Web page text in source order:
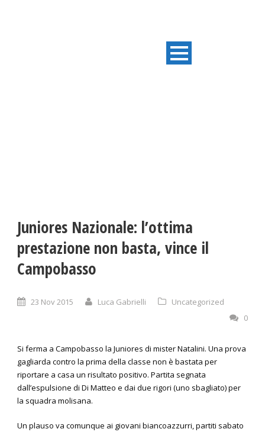
Juniores Nazionale: l’ottima
prestazione non basta, vince il
Campobasso
23 Nov 2015 Luca Gabrielli
Uncategorized
0
Si ferma a Campobasso la Juniores di mister Natalini. Una prova
gagliarda contro la prima della classe non è bastata per
riportare a casa un risultato positivo. Partita segnata
dall’espulsione di Di Matteo e dai due rigori (uno sbagliato) per
la squadra molisana.
Un plauso va comunque ai giovani biancoazzurri, partiti sabato